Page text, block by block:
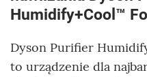
Humidify+Cool™
Dyson Purifier
to urządzenie dla